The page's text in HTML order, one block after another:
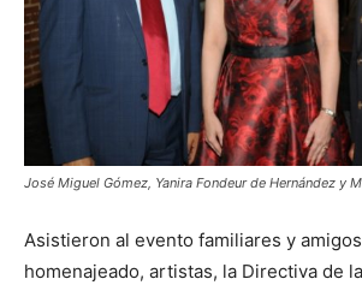
José Miguel Gómez, Yanira Fondeur de Hernández y
Asistieron al evento familiares y
homenajeado, artistas, la Directiva de